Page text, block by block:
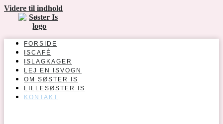
Videre til indhold
FORSIDE
ISCAFÉ
ISLAGKAGER
LEJ EN ISVOGN
OM SØSTER IS
LILLESØSTER IS
KONTAKT